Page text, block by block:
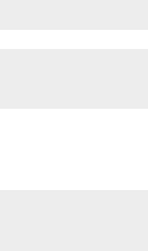
ilk yorumu siz